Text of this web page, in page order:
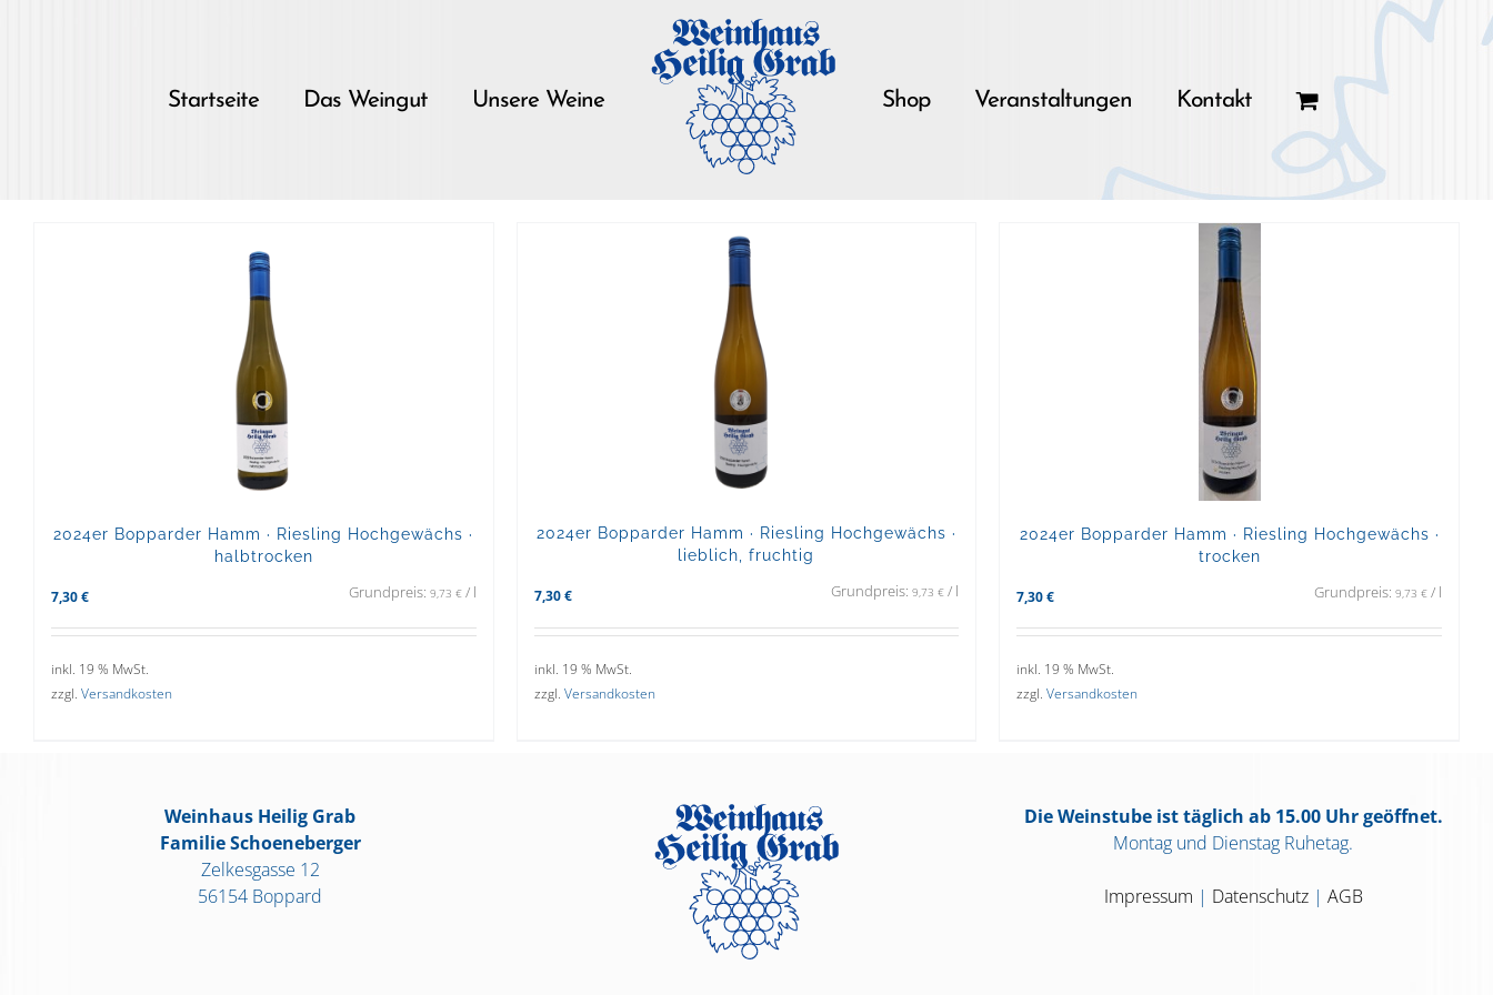
Startseite Das Weingut Unsere Weine Shop Veranstaltungen Kontakt
2024er Bopparder Hamm · Riesling Hochgewächs ·
halbtrocken
7,30 € Grundpreis: 9,73 €/ l
inkl. 19 % MwSt.
zzgl. Versandkosten
2024er Bopparder Hamm · Riesling Hochgewächs ·
lieblich, fruchtig
7,30 € Grundpreis:9,73€ / l
inkl. 19 % MwSt.
zzgl. Versandkosten
2024er Bopparder Hamm · Riesling Hochgewächs ·
trocken
7,30€ Grundpreis: 9,73 €/ l
inkl. 19 % MwSt.
zzgl.Versandkosten
Weinhaus Heilig Grab
Familie Schoeneberger
Zelkesgasse 12
56154 Boppard
Die Weinstube ist täglich ab 15.00 Uhr geöffnet.
Montag und Dienstag Ruhetag.
Impressum | Datenschutz| AGB